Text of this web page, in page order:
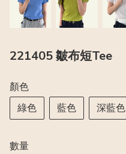
221405 皺布短Tee
顏色
綠色
藍色 深藍色
數量